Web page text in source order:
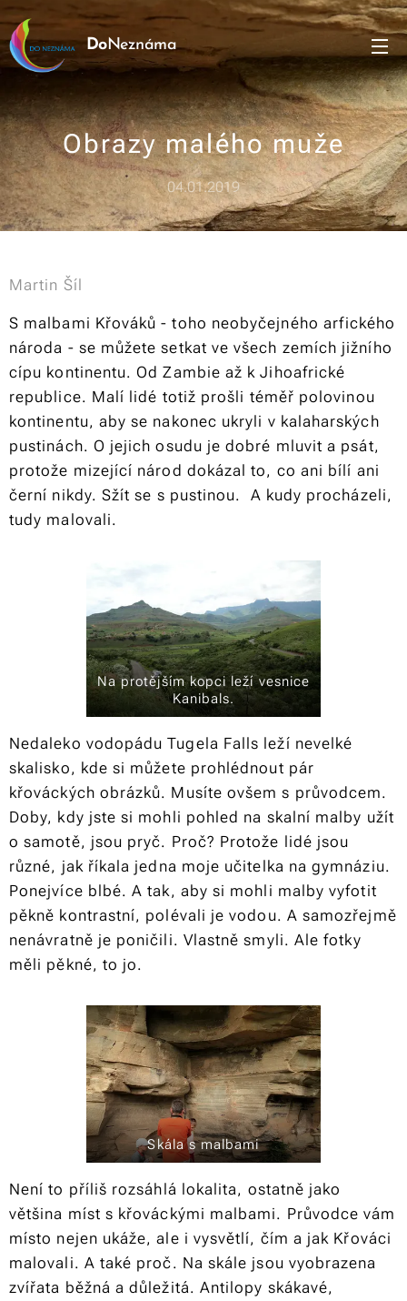
DoNeznáma
Obrazy malého muže
04.01.2019
Martin Šíl
S malbami Křováků - toho neobyčejného arfického
národa - se můžete setkat ve všech zemích jižního
cípu kontinentu. Od Zambie až k Jihoafrické
republice. Malí lidé totiž prošli téměř polovinou
kontinentu, aby se nakonec ukryli v kalaharských
pustinách. O jejich osudu je dobré mluvit a psát,
protože mizející národ dokázal to, co ani bílí ani
černí nikdy. Sžít se s pustinou. A kudy procházeli,
tudy malovali.
Na protějším kopci leží vesnice
Kanibals.
Nedaleko vodopádu Tugela Falls leží nevelké
skalisko, kde si můžete prohlédnout pár
křováckých obrázků. Musíte ovšem s průvodcem.
Doby, kdy jste si mohli pohled na skalní malby užít
o samotě, jsou pryč. Proč? Protože lidé jsou
různé, jak říkala jedna moje učitelka na gymnáziu.
Ponejvíce blbé. A tak, aby si mohli malby vyfotit
pěkně kontrastní, polévali je vodou. A samozřejmě
nenávratně je poničili. Vlastně smyli. Ale fotky
měli pěkné, to jo.
Skála s malbami
Není to příliš rozsáhlá lokalita, ostatně jako
většina míst s křováckými malbami. Průvodce vám
místo nejen ukáže, ale i vysvětlí, čím a jak Křováci
malovali. A také proč. Na skále jsou vyobrazena
zvířata běžná a důležitá. Antilopy skákavé,